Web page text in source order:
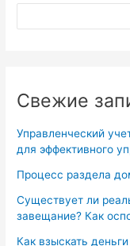
Свежие
Управленческий
для эффективного
Процесс раздела
Существует ли
завещание? Как
Как взыскать